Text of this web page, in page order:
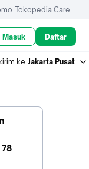
Tokopedia Care
Masuk Daftar
ke Jakarta Pusat
78